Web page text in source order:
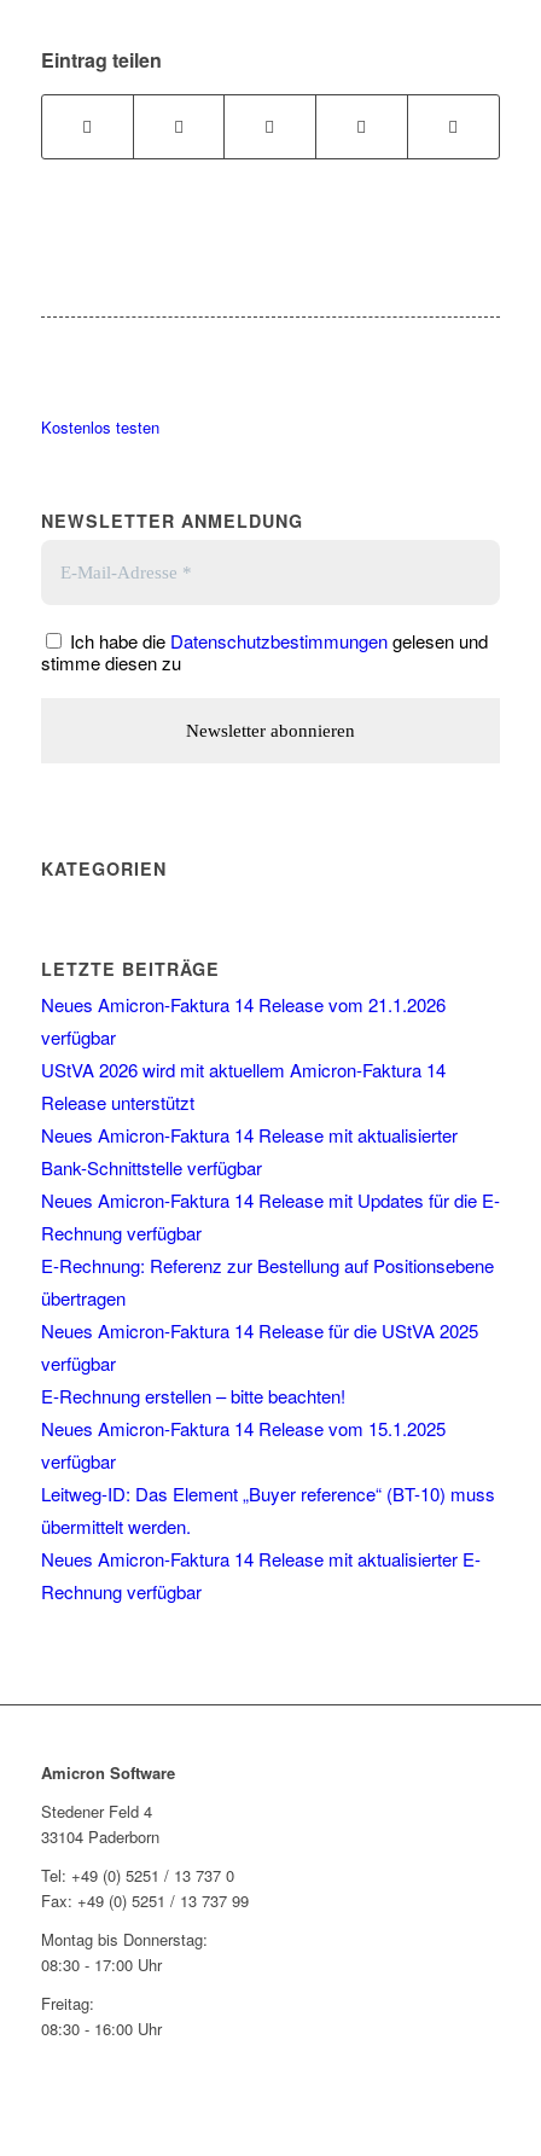
Eintrag teilen
Kostenlos testen
NEWSLETTER ANMELDUNG
Ich habe die Datenschutzbestimmungengelesen und
stimme diesen zu
KATEGORIEN
LETZTE BEITRÄGE
Neues Amicron-Faktura 14 Release vom 21.1.2026
verfügbar
UStVA 2026 wird mit aktuellem Amicron-Faktura 14
Release unterstützt
Neues Amicron-Faktura 14 Release mit aktualisierter
Bank-Schnittstelle verfügbar
Neues Amicron-Faktura 14 Release mit Updates für die E-
Rechnung verfügbar
E-Rechnung: Referenz zur Bestellung auf Positionsebene
übertragen
Neues Amicron-Faktura 14 Release für die UStVA 2025
verfügbar
E-Rechnung erstellen – bitte beachten!
Neues Amicron-Faktura 14 Release vom 15.1.2025
verfügbar
Leitweg-ID: Das Element „Buyer reference“ (BT-10) muss
übermittelt werden.
Neues Amicron-Faktura 14 Release mit aktualisierter E-
Rechnung verfügbar
Amicron Software
Stedener Feld 4
33104 Paderborn
Tel: +49 (0) 5251 / 13 737 0
Fax: +49 (0) 5251 / 13 737 99
Montag bis Donnerstag:
08:30 - 17:00 Uhr
Freitag:
08:30 - 16:00 Uhr